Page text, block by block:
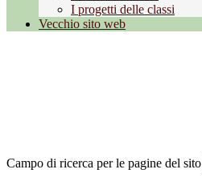
I progetti delle classi
Vecchio sito web
Campo di ricerca per le pagine del sito